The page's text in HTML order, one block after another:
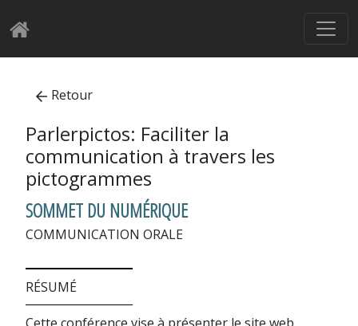
Retour
Parlerpictos: Faciliter la
communication à travers les
pictogrammes
SOMMET DU NUMÉRIQUE
COMMUNICATION ORALE
RÉSUMÉ